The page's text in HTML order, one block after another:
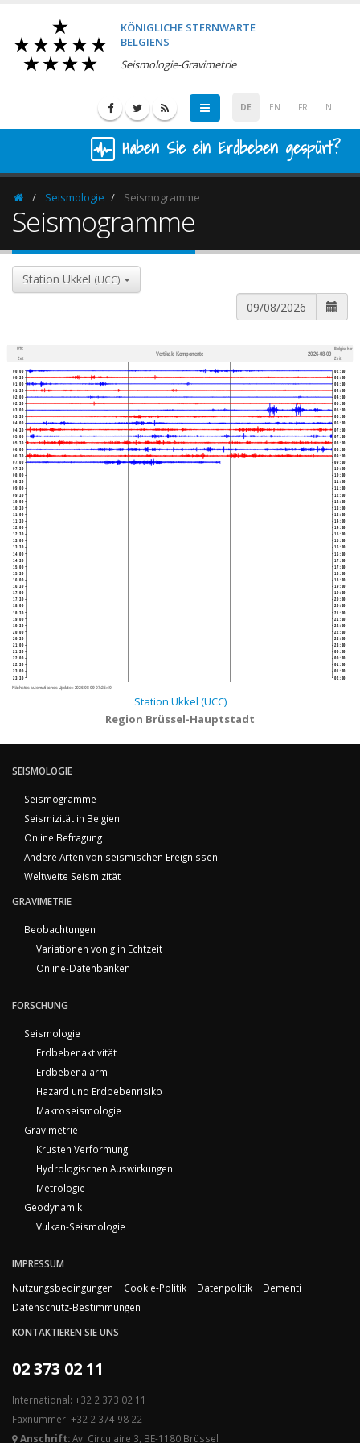
KÖNIGLICHE STERNWARTE
BELGIENS
Seismologie-Gravimetrie
DE EN FR NL
Haben Sie ein Erdbeben gespürt?
HomepageSeismologie Seismogramme
Seismogramme
Station Ukkel (UCC)
UTC
Zeit
Vertikale Komponente 2026-08-09
Belgischer
Zeit
00:00
00:30
01:00
01:30
02:00
02:30
03:00
03:30
04:00
04:30
05:00
05:30
06:00
06:30
07:00
07:30
08:00
08:30
09:00
09:30
10:00
10:30
11:00
11:30
12:00
12:30
13:00
13:30
14:00
14:30
15:00
15:30
16:00
16:30
17:00
17:30
18:00
18:30
19:00
19:30
20:00
20:30
21:00
21:30
22:00
22:30
23:00
23:30
02:30
03:00
03:30
04:00
04:30
05:00
05:30
06:00
06:30
07:00
07:30
08:00
08:30
09:00
09:30
10:00
10:30
11:00
11:30
12:00
12:30
13:00
13:30
14:00
14:30
15:00
15:30
16:00
16:30
17:00
17:30
18:00
18:30
19:00
19:30
20:00
20:30
21:00
21:30
22:00
22:30
23:00
23:30
00:00
00:30
01:00
01:30
02:00
Nächstes automatisches Update : 2026-08-09 07:25:40
Station Ukkel (UCC)
Region Brüssel-Hauptstadt
SEISMOLOGIE
Seismogramme
Seismizität in Belgien
Online Befragung
Andere Arten von seismischen Ereignissen
Weltweite Seismizität
GRAVIMETRIE
Beobachtungen
Variationen von g in Echtzeit
Online-Datenbanken
FORSCHUNG
Seismologie
Erdbebenaktivität
Erdbebenalarm
Hazard und Erdbebenrisiko
Makroseismologie
Gravimetrie
Krusten Verformung
Hydrologischen Auswirkungen
Metrologie
Geodynamik
Vulkan-Seismologie
IMPRESSUM
Nutzungsbedingungen
Cookie-Politik Datenpolitik
Dementi
Datenschutz-Bestimmungen
KONTAKTIEREN SIE UNS
02 373 02 11
International: +32 2 373 02 11
Faxnummer: +32 2 374 98 22
Anschrift:Av. Circulaire 3, BE-1180 Brüssel